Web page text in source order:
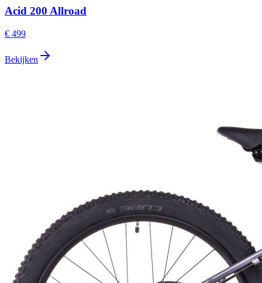
Acid 200 Allroad
€ 499
Bekijken